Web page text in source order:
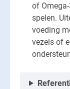
of
spelen.
voeding
vezels of